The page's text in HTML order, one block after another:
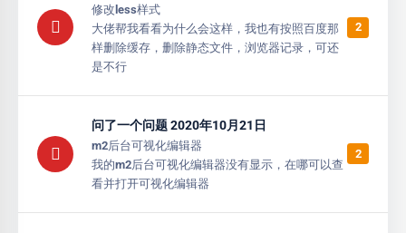
修改less样式
大佬帮我看看为什么会这样，我也有按照百度那
样删除缓存，删除静态文件，浏览器记录，可还
是不行
2
问了一个问题 2020年10月21日
m2后台可视化编辑器
我的m2后台可视化编辑器没有显示，在哪可以查
看并打开可视化编辑器
2